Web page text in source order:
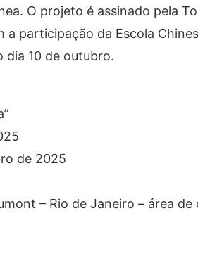
O projeto é assinado pela
a participação da Escola
dia 10 de outubro.
de 2025
– Rio de Janeiro – área de